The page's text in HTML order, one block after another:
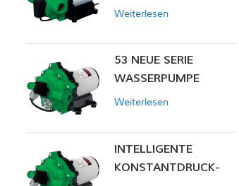
Weiterlesen
53 NEUE SERIE
WASSERPUMPE
Weiterlesen
INTELLIGENTE
KONSTANTDRUCK-